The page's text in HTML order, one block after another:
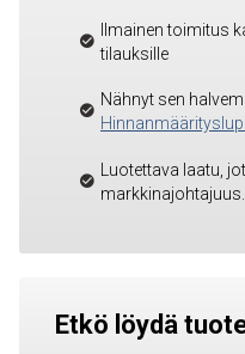
Ilmainen toimitus
tilauksille
Nähnyt sen
Luotettava laatu,
markkinajohtajuus.
Etkö löydä